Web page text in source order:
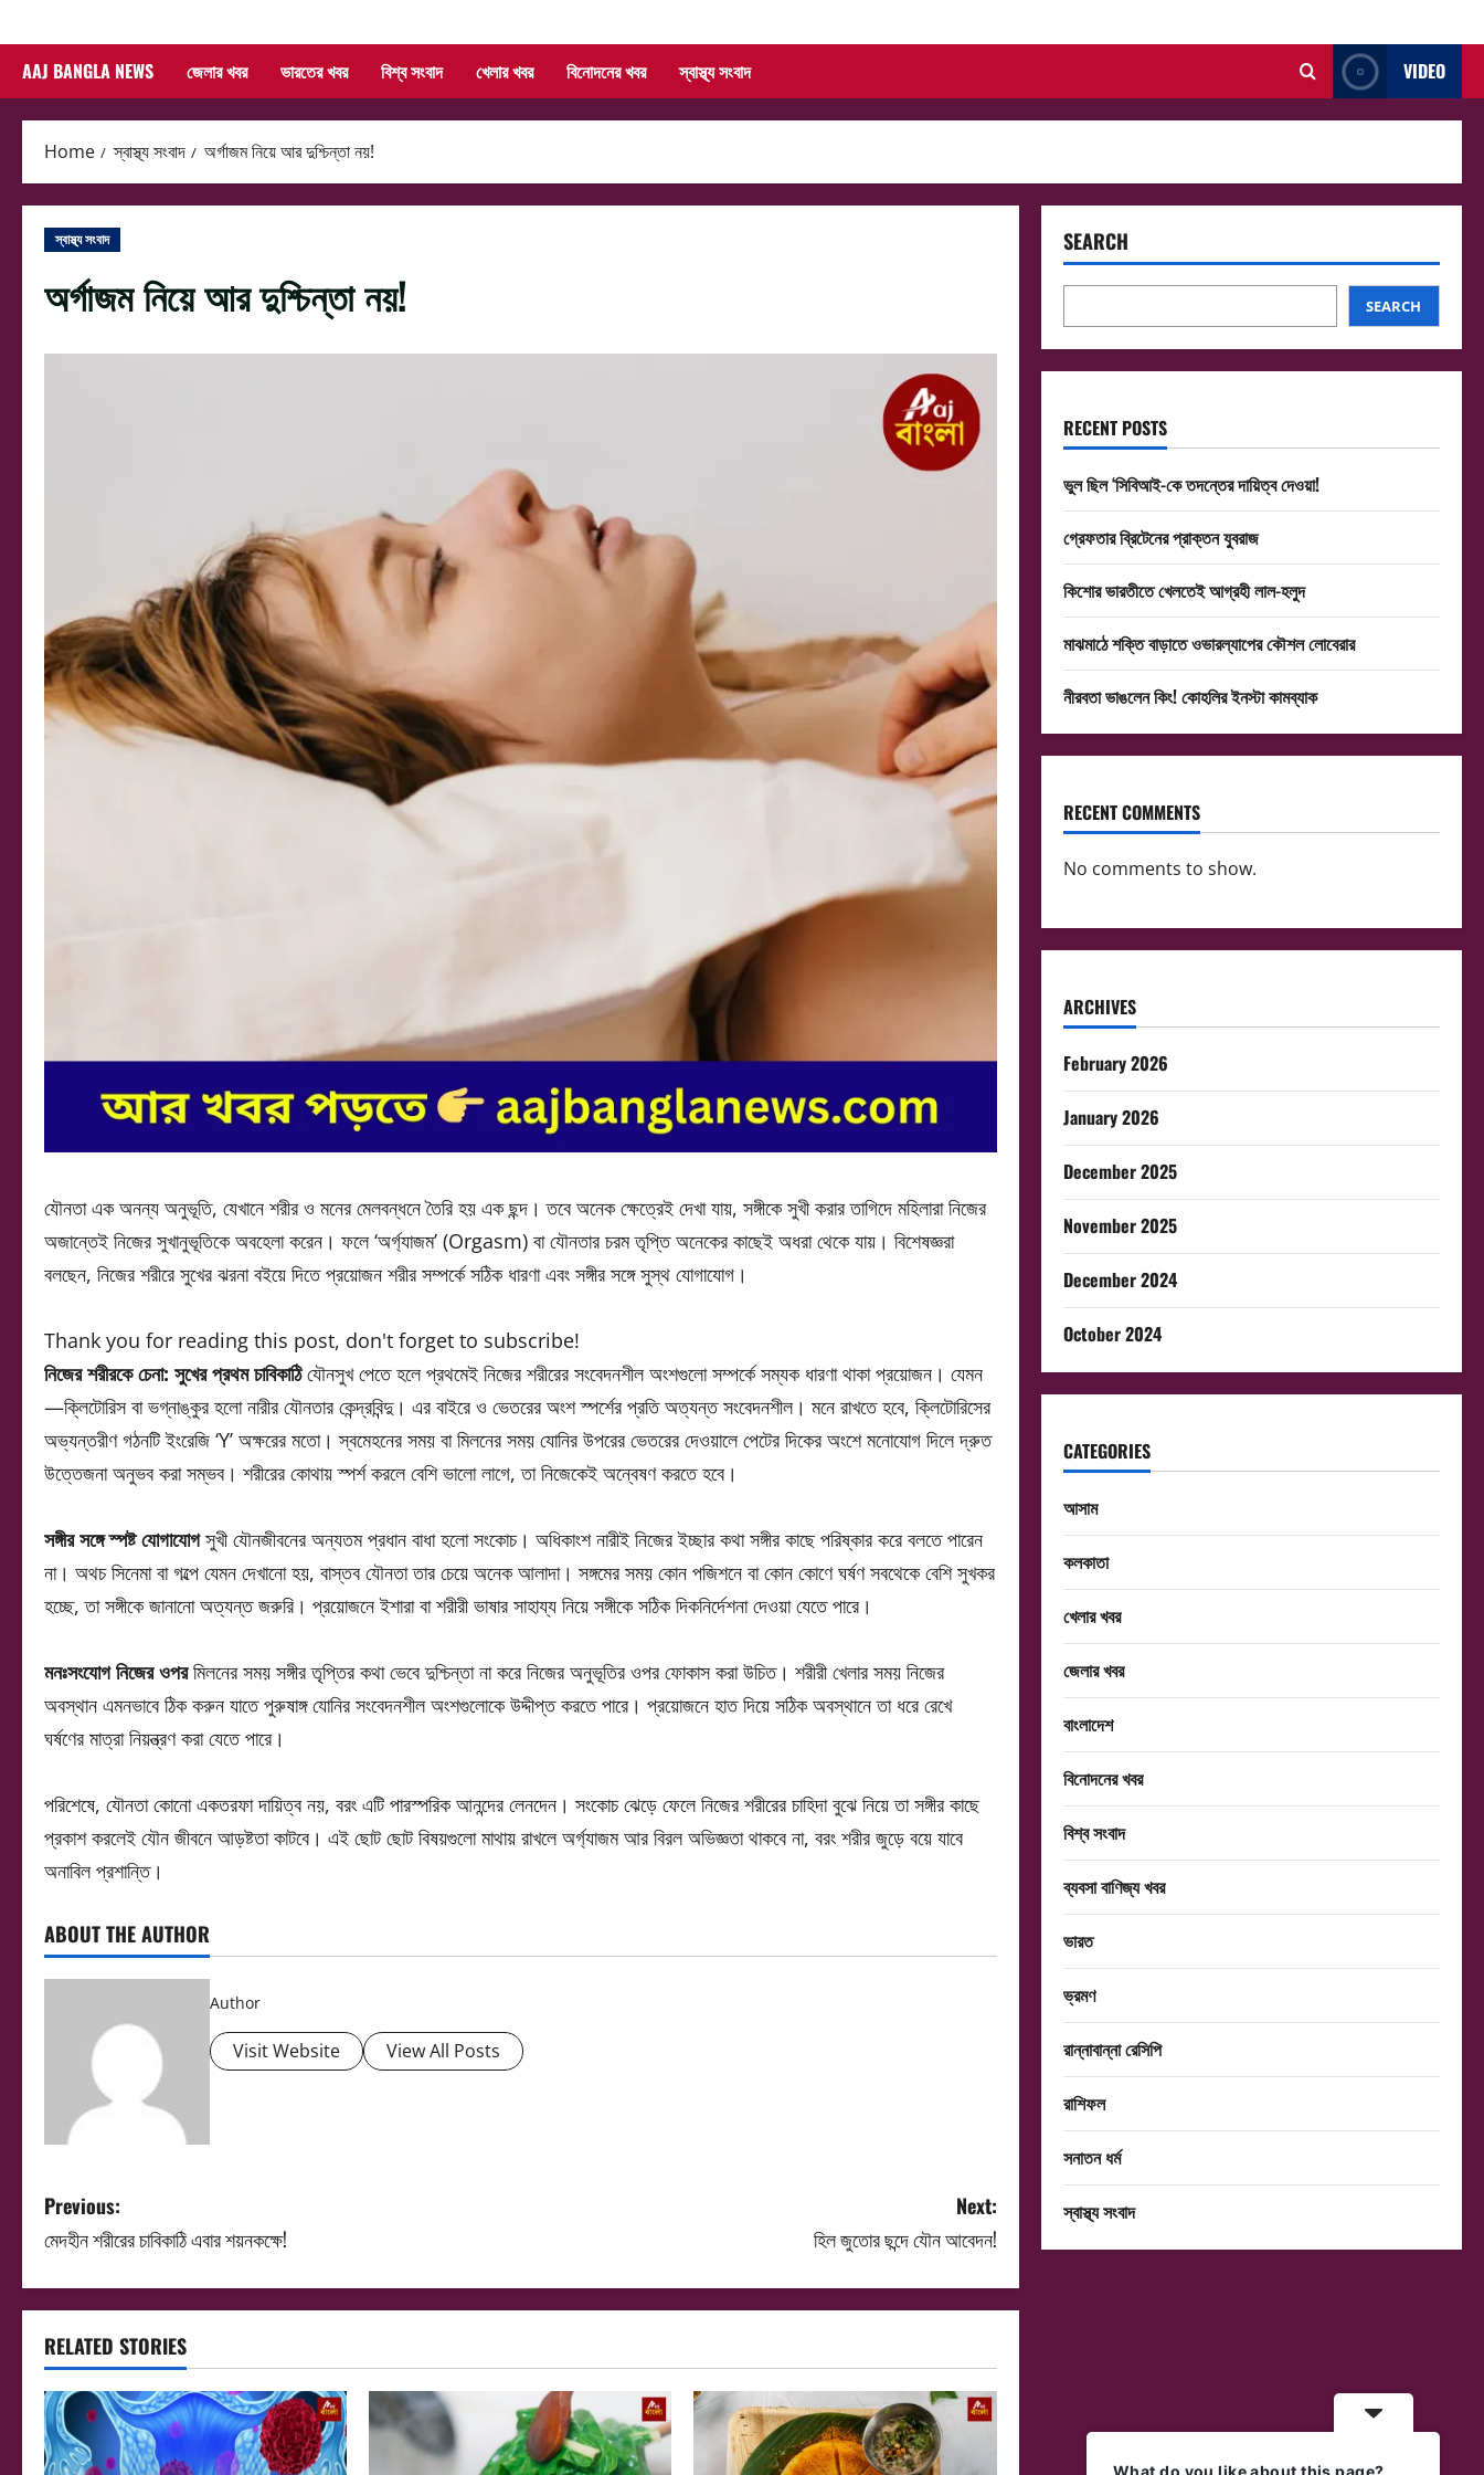
to
content
AAJ BANGLA NEWS জেলার খবর ভারতের খবর বিশ্ব সংবাদ খেলার খবর বিনোদনের খবর স্বাস্থ্য সংবাদ VIDEO
Home স্বাস্থ্য সংবাদ অর্গাজম নিয়ে আর দুশ্চিন্তা নয়!
স্বাস্থ্য সংবাদ
অর্গাজম নিয়ে আর দুশ্চিন্তা নয়!
যৌনতা এক অনন্য অনুভূতি, যেখানে শরীর ও মনের মেলবন্ধনে তৈরি হয় এক ছন্দ। তবে অনেক ক্ষেত্রেই দেখা যায়, সঙ্গীকে সুখী করার তাগিদে মহিলারা নিজের
অজান্তেই নিজের সুখানুভূতিকে অবহেলা করেন। ফলে ‘অর্গ্যাজম’ (Orgasm) বা যৌনতার চরম তৃপ্তি অনেকের কাছেই অধরা থেকে যায়। বিশেষজ্ঞরা
বলছেন, নিজের শরীরে সুখের ঝরনা বইয়ে দিতে প্রয়োজন শরীর সম্পর্কে সঠিক ধারণা এবং সঙ্গীর সঙ্গে সুস্থ যোগাযোগ।
Thank you for reading this post, don't forget to subscribe!
নিজের শরীরকে চেনা: সুখের প্রথম চাবিকাঠিযৌনসুখ পেতে হলে প্রথমেই নিজের শরীরের সংবেদনশীল অংশগুলো সম্পর্কে সম্যক ধারণা থাকা প্রয়োজন। যেমন
—ক্লিটোরিস বা ভগ্নাঙ্কুর হলো নারীর যৌনতার কেন্দ্রবিন্দু। এর বাইরে ও ভেতরের অংশ স্পর্শের প্রতি অত্যন্ত সংবেদনশীল। মনে রাখতে হবে, ক্লিটোরিসের
অভ্যন্তরীণ গঠনটি ইংরেজি ‘Y’ অক্ষরের মতো। স্বমেহনের সময় বা মিলনের সময় যোনির উপরের ভেতরের দেওয়ালে পেটের দিকের অংশে মনোযোগ দিলে দ্রুত
উত্তেজনা অনুভব করা সম্ভব। শরীরের কোথায় স্পর্শ করলে বেশি ভালো লাগে, তা নিজেকেই অন্বেষণ করতে হবে।
সঙ্গীর সঙ্গে স্পষ্ট যোগাযোগসুখী যৌনজীবনের অন্যতম প্রধান বাধা হলো সংকোচ। অধিকাংশ নারীই নিজের ইচ্ছার কথা সঙ্গীর কাছে পরিষ্কার করে বলতে পারেন
না। অথচ সিনেমা বা গল্পে যেমন দেখানো হয়, বাস্তব যৌনতা তার চেয়ে অনেক আলাদা। সঙ্গমের সময় কোন পজিশনে বা কোন কোণে ঘর্ষণ সবথেকে বেশি সুখকর
হচ্ছে, তা সঙ্গীকে জানানো অত্যন্ত জরুরি। প্রয়োজনে ইশারা বা শরীরী ভাষার সাহায্য নিয়ে সঙ্গীকে সঠিক দিকনির্দেশনা দেওয়া যেতে পারে।
মনঃসংযোগ নিজের ওপরমিলনের সময় সঙ্গীর তৃপ্তির কথা ভেবে দুশ্চিন্তা না করে নিজের অনুভূতির ওপর ফোকাস করা উচিত। শরীরী খেলার সময় নিজের
অবস্থান এমনভাবে ঠিক করুন যাতে পুরুষাঙ্গ যোনির সংবেদনশীল অংশগুলোকে উদ্দীপ্ত করতে পারে। প্রয়োজনে হাত দিয়ে সঠিক অবস্থানে তা ধরে রেখে
ঘর্ষণের মাত্রা নিয়ন্ত্রণ করা যেতে পারে।
পরিশেষে, যৌনতা কোনো একতরফা দায়িত্ব নয়, বরং এটি পারস্পরিক আনন্দের লেনদেন। সংকোচ ঝেড়ে ফেলে নিজের শরীরের চাহিদা বুঝে নিয়ে তা সঙ্গীর কাছে
প্রকাশ করলেই যৌন জীবনে আড়ষ্টতা কাটবে। এই ছোট ছোট বিষয়গুলো মাথায় রাখলে অর্গ্যাজম আর বিরল অভিজ্ঞতা থাকবে না, বরং শরীর জুড়ে বয়ে যাবে
অনাবিল প্রশান্তি।
ABOUT THE AUTHOR
Author
Visit Website View All Posts
P
o
s
t
n
a
Previous:
মেদহীন শরীরের চাবিকাঠি এবার শয়নকক্ষে!
Next:
হিল জুতোর ছন্দে যৌন আবেদন!
RELATED STORIES
SEARCH
SEARCH
RECENT POSTS
ভুল ছিল ‘সিবিআই-কে তদন্তের দায়িত্ব দেওয়া!
গ্রেফতার ব্রিটেনের প্রাক্তন যুবরাজ
কিশোর ভারতীতে খেলতেই আগ্রহী লাল-হলুদ
মাঝমাঠে শক্তি বাড়াতে ওভারল্যাপের কৌশল লোবেরার
নীরবতা ভাঙলেন কিং! কোহলির ইনস্টা কামব্যাক
RECENT COMMENTS
No comments to show.
ARCHIVES
February 2026
January 2026
December 2025
November 2025
December 2024
October 2024
CATEGORIES
আসাম
কলকাতা
খেলার খবর
জেলার খবর
বাংলাদেশ
বিনোদনের খবর
বিশ্ব সংবাদ
ব্যবসা বাণিজ্য খবর
ভারত
ভ্রমণ
রান্নাবান্না রেসিপি
রাশিফল
সনাতন ধর্ম
স্বাস্থ্য সংবাদ
What do you like about this page?